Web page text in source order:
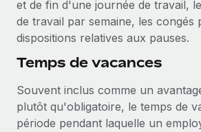
et de fin d'une journée de travail,
de travail par semaine, les congés
dispositions relatives aux pauses.
Temps de vacances
Souvent inclus comme un
plutôt qu'obligatoire, le temps de
période pendant laquelle un